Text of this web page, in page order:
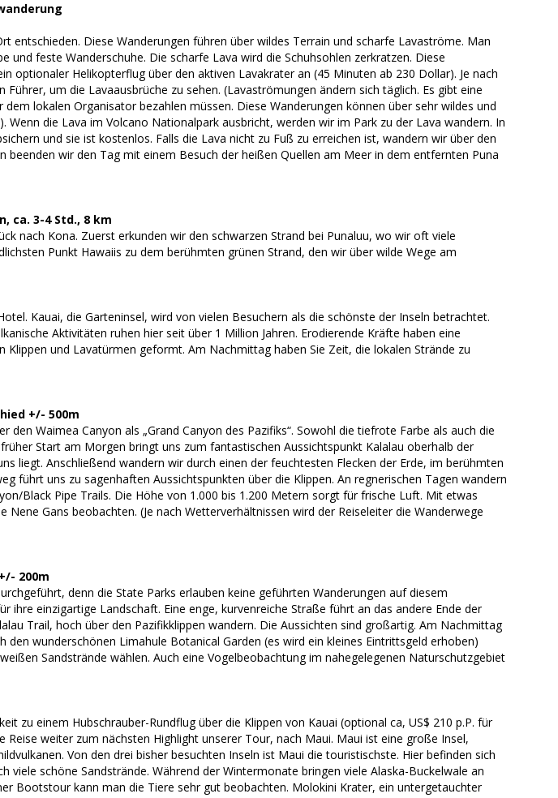
entschieden. Diese Wanderungen führen über wildes Terrain und scharfe Lavaströme. Man
und feste Wanderschuhe. Die scharfe Lava wird die Schuhsohlen zerkratzen. Diese
optionaler Helikopterflug über den aktiven Lavakrater an (45 Minuten ab 230 Dollar). Je nach
um die Lavaausbrüche zu sehen. (Lavaströmungen ändern sich täglich. Es gibt eine
lokalen Organisator bezahlen müssen. Diese Wanderungen können über sehr wildes und
Wenn die Lava im Volcano Nationalpark ausbricht, werden wir im Park zu der Lava wandern. In
und sie ist kostenlos. Falls die Lava nicht zu Fuß zu erreichen ist, wandern wir über den
beenden wir den Tag mit einem Besuch der heißen Quellen am Meer in dem entfernten Puna
ca. 3-4 Std., 8 km
nach Kona. Zuerst erkunden wir den schwarzen Strand bei Punaluu, wo wir oft viele
Punkt Hawaiis zu dem berühmten grünen Strand, den wir über wilde Wege am
Kauai, die Garteninsel, wird von vielen Besuchern als die schönste der Inseln betrachtet.
Aktivitäten ruhen hier seit über 1 Million Jahren. Erodierende Kräfte haben eine
Klippen und Lavatürmen geformt. Am Nachmittag haben Sie Zeit, die lokalen Strände zu
+/- 500m
den Waimea Canyon als „Grand Canyon des Pazifiks“. Sowohl die tiefrote Farbe als auch die
Start am Morgen bringt uns zum fantastischen Aussichtspunkt Kalalau oberhalb der
liegt. Anschließend wandern wir durch einen der feuchtesten Flecken der Erde, im berühmten
führt uns zu sagenhaften Aussichtspunkten über die Klippen. An regnerischen Tagen wandern
Black Pipe Trails. Die Höhe von 1.000 bis 1.200 Metern sorgt für frische Luft. Mit etwas
Nene Gans beobachten. (Je nach Wetterverhältnissen wird der Reiseleiter die Wanderwege
200m
denn die State Parks erlauben keine geführten Wanderungen auf diesem
ihre einzigartige Landschaft. Eine enge, kurvenreiche Straße führt an das andere Ende der
Trail, hoch über den Pazifikklippen wandern. Die Aussichten sind großartig. Am Nachmittag
den wunderschönen Limahule Botanical Garden (es wird ein kleines Eintrittsgeld erhoben)
Sandstrände wählen. Auch eine Vogelbeobachtung im nahegelegenen Naturschutzgebiet
zu einem Hubschrauber-Rundflug über die Klippen von Kauai (optional ca, US$ 210 p.P. für
Reise weiter zum nächsten Highlight unserer Tour, nach Maui. Maui ist eine große Insel,
Von den drei bisher besuchten Inseln ist Maui die touristischste. Hier befinden sich
viele schöne Sandstrände. Während der Wintermonate bringen viele Alaska-Buckelwale an
Bootstour kann man die Tiere sehr gut beobachten. Molokini Krater, ein untergetauchter